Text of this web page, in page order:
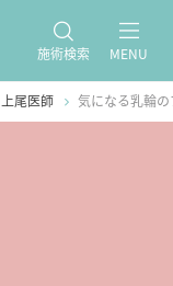
施術検索 MENU
上尾医師 気になる乳輪